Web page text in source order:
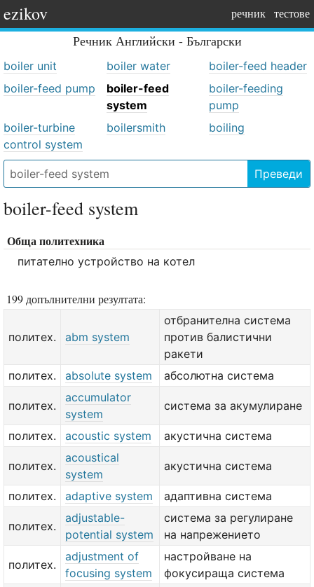
ezikov речник тестове
Речник Английски - Български
boiler unit boiler water
boiler-feed header
boiler-feed pump
boiler-feed
system
boiler-feeding
pump
boiler-turbine
control system
boilersmith boiling
Преведи
boiler-feed system
Обща политехника
питателно устройство на котел
199 допълнителни резултата:
политех. abm system
отбранителна система
против балистични
ракети
политех.
absolute system абсолютна система
политех.
accumulator
system
система за акумулиране
политех. acoustic system акустична система
политех.
acoustical
system
акустична система
политех. adaptive system адаптивна система
политех.
adjustable-
potential system
система за регулиране
на напрежението
политех.
adjustment of
focusing system
настройване на
фокусираща система